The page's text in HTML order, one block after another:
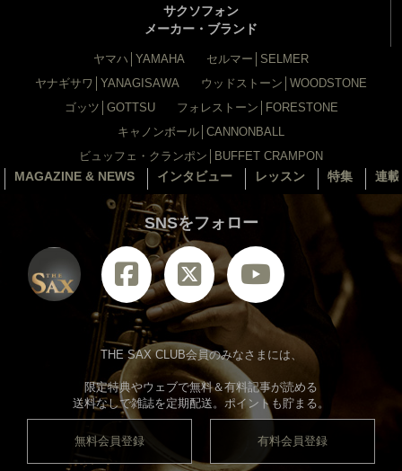
サクソフォン
メーカー・ブランド
ヤマハ│YAMAHA
セルマー│SELMER
ヤナギサワ│YANAGISAWA
ウッドストーン│WOODSTONE
ゴッツ│GOTTSU
フォレストーン│FORESTONE
キャノンボール│CANNONBALL
ビュッフェ・クランポン│BUFFET CRAMPON
MAGAZINE & NEWS インタビュー レッスン 特集 連
SNSをフォロー
THE SAX CLUB会員のみなさまには、
限定特典やウェブで無料＆有料記事が読める
送料なしで雑誌を定期配送。ポイントも貯まる。
無料会員登録 有料会員登録